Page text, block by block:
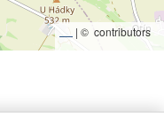
| © contributors